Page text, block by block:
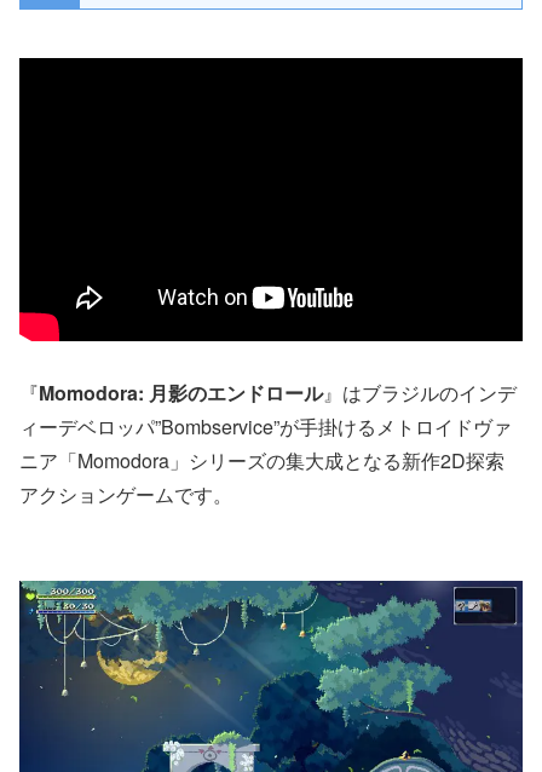
『Momodora: 月影のエンドロール』はブラジルのインデ
ィーデベロッパ”Bombservice”が手掛けるメトロイドヴァ
ニア「Momodora」シリーズの集大成となる新作2D探索
アクションゲームです。